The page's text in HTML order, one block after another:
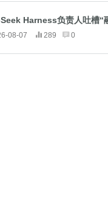
Harness负责人吐槽“
08-07 289 0